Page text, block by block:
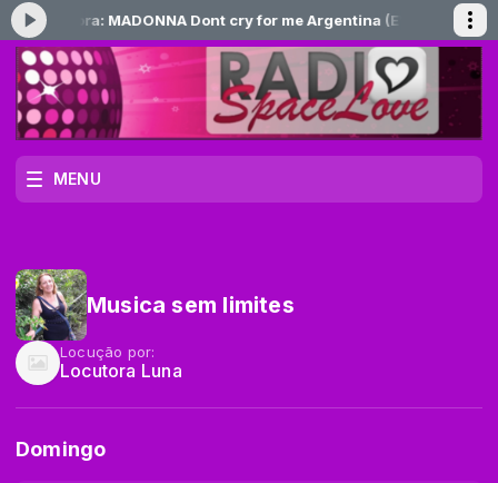
agora: MADONNA Dont cry for me Argentina (EVITA 1996)
MENU
Musica sem limites
Locução por:
Locutora Luna
Domingo